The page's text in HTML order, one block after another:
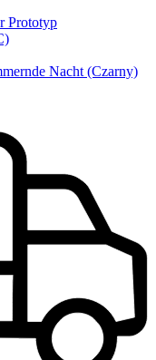
Prototyp
Nacht (Czarny)